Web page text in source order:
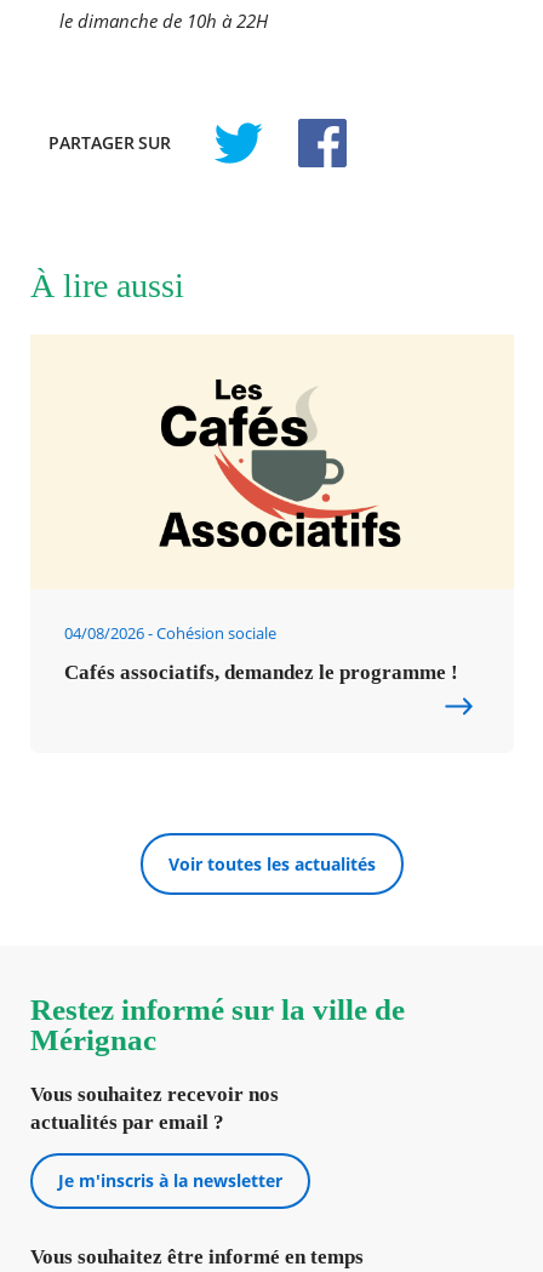
le dimanche de 10h à 22H
PARTAGERSUR
À lire aussi
04/08/2026 Cohésion sociale
Cafés associatifs, demandez le programme !
Voir toutes les actualités
Restez informé sur la ville de
Mérignac
Vous souhaitez recevoir nos
actualités par email ?
Je m'inscris à la newsletter
Vous souhaitez être informé en temps